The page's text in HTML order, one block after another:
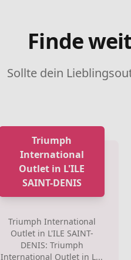
Finde
Sollte dein
Triumph
International
Outlet in L'ILE
SAINT-DENIS
Triumph International
Outlet in L'ILE SAINT-
DENIS: Triumph
International Outlet in L...